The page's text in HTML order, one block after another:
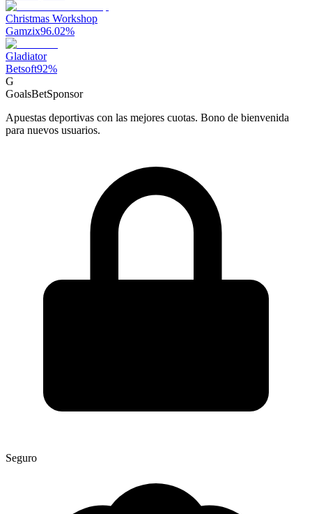
Christmas Workshop
Gamzix96.02%
Gladiator
Betsoft92%
G
GoalsBetSponsor
Apuestas deportivas con las mejores cuotas. Bono de bienvenida
para nuevos usuarios.
Seguro